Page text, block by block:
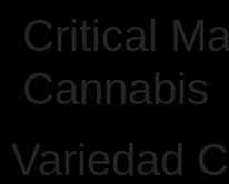
Critical
Cannabis
Variedad